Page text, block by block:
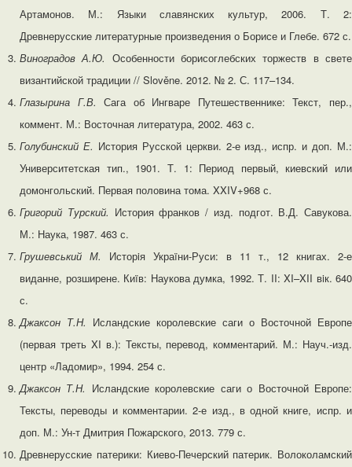
Артамонов. М.: Языки славянских культур, 2006. Т. 2:
Древнерусские литературные произведения о Борисе и Глебе. 672 с.
Виноградов А.Ю. Особенности борисоглебских торжеств в свете
византийской традиции // Slověne. 2012. № 2. С. 117–134.
Глазырина Г.В.Сага об Ингваре Путешественнике: Текст, пер.,
коммент. М.: Восточная литература, 2002. 463 с.
Голубинский Е. История Русской церкви. 2-е изд., испр. и доп. М.:
Университетская тип., 1901. Т. 1: Период первый, киевский или
домонгольский. Первая половина тома. XXIV+968 с.
Григорий Турский. История франков / изд. подгот. В.Д. Савукова.
М.: Наука, 1987. 463 с.
Грушевський М.
Исторiя Украïни-Руси: в 11 т., 12 книгах. 2-е
виданне, розширене. Киïв: Наукова думка, 1992. Т. II: XI–XII вiк. 640
с.
Джаксон Т.Н. Исландские королевские саги о Восточной Европе
(первая треть XI в.): Тексты, перевод, комментарий. М.: Науч.-изд.
центр «Ладомир», 1994. 254 с.
Джаксон Т.Н. Исландские королевские саги о Восточной Европе:
Тексты, переводы и комментарии. 2-е изд., в одной книге, испр. и
доп. М.: Ун-т Дмитрия Пожарского, 2013. 779 с.
Древнерусские патерики: Киево-Печерский патерик. Волоколамский